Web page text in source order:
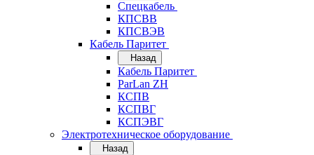
Спецкабель
КПСВВ
КПСВЭВ
Кабель Паритет
Назад
Кабель Паритет
ParLan ZH
КСПВ
КСПВГ
КСПЭВГ
Электротехническое оборудование
Назад